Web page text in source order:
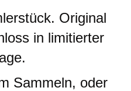
Original
in limitierter
Sammeln, oder